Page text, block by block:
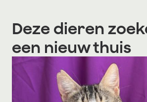
Deze dieren
een nieuw thuis